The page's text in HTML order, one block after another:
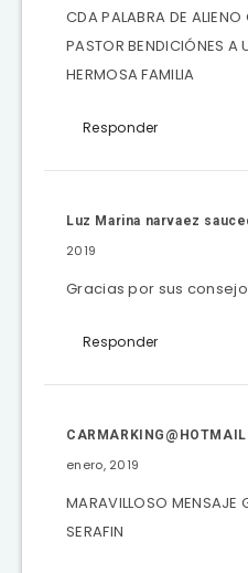
CDA PALABRA DE ALIENO
PASTOR BENDICIÓNES A
HERMOSA FAMILIA
Responder
Luz Marina narvaez
2019
Gracias por sus
Responder
enero, 2019
MARAVILLOSO MENSAJE
SERAFIN